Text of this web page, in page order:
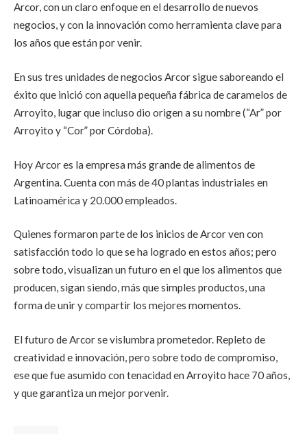
Arcor, con un claro enfoque en el desarrollo de nuevos
negocios, y con la innovación como herramienta clave para
los años que están por venir.
En sus tres unidades de negocios Arcor sigue saboreando el
éxito que inició con aquella pequeña fábrica de caramelos de
Arroyito, lugar que incluso dio origen a su nombre (“Ar” por
Arroyito y “Cor” por Córdoba).
Hoy Arcor es la empresa más grande de alimentos de
Argentina. Cuenta con más de 40 plantas industriales en
Latinoamérica y 20.000 empleados.
Quienes formaron parte de los inicios de Arcor ven con
satisfacción todo lo que se ha logrado en estos años; pero
sobre todo, visualizan un futuro en el que los alimentos que
producen, sigan siendo, más que simples productos, una
forma de unir y compartir los mejores momentos.
El futuro de Arcor se vislumbra prometedor. Repleto de
creatividad e innovación, pero sobre todo de compromiso,
ese que fue asumido con tenacidad en Arroyito hace 70 años,
y que garantiza un mejor porvenir.